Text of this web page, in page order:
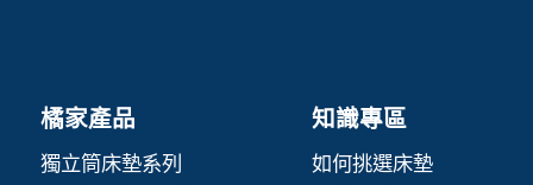
橘家產品
獨立筒床墊系列
知識專區
如何挑選床墊